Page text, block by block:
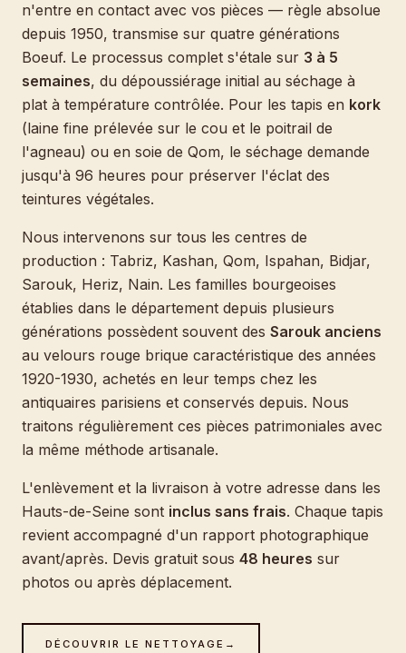
n'entre en contact avec vos pièces — règle absolue
depuis 1950, transmise sur quatre générations
Boeuf. Le processus complet s'étale sur 3 à 5
semaines, du dépoussiérage initial au séchage à
plat à température contrôlée. Pour les tapis en kork
(laine fine prélevée sur le cou et le poitrail de
l'agneau) ou en soie de Qom, le séchage demande
jusqu'à 96 heures pour préserver l'éclat des
teintures végétales.
Nous intervenons sur tous les centres de
production : Tabriz, Kashan, Qom, Ispahan, Bidjar,
Sarouk, Heriz, Nain. Les familles bourgeoises
établies dans le département depuis plusieurs
générations possèdent souvent des Sarouk anciens
au velours rouge brique caractéristique des années
1920-1930, achetés en leur temps chez les
antiquaires parisiens et conservés depuis. Nous
traitons régulièrement ces pièces patrimoniales avec
la même méthode artisanale.
L'enlèvement et la livraison à votre adresse dans les
Hauts-de-Seine sont inclus sans frais. Chaque tapis
revient accompagné d'un rapport photographique
avant/après. Devis gratuit sous 48 heures sur
photos ou après déplacement.
DÉCOUVRIR LE NETTOYAGE →